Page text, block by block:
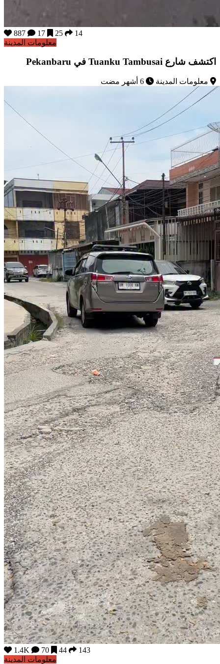
887 17 25
14
معلومات المدينة
اكتشف شارع Tuanku Tambusai في Pekanbaru
معلومات المدينة
1.4K 70 44
143
معلومات المدينة